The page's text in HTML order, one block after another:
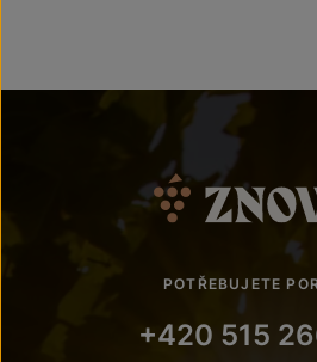
POTŘEBUJETE
+420 515